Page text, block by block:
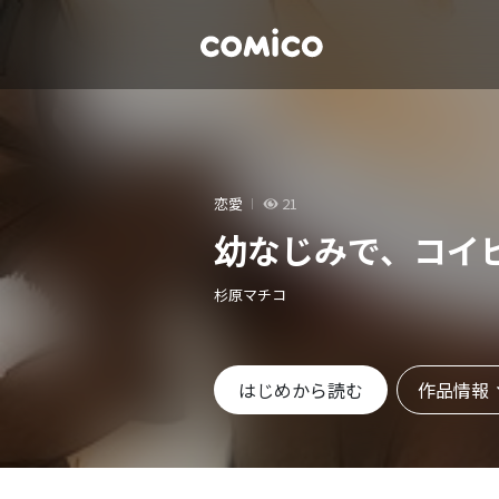
恋愛 21
幼なじみで、コイ
杉原マチコ
はじめから読む 作品情報